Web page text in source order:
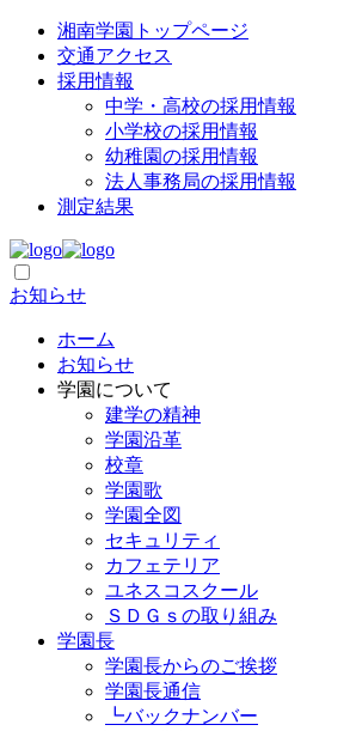
湘南学園トップページ
交通アクセス
採用情報
中学・高校の採用情報
小学校の採用情報
幼稚園の採用情報
法人事務局の採用情報
測定結果
お知らせ
ホーム
お知らせ
学園について
建学の精神
学園沿革
校章
学園歌
学園全図
セキュリティ
カフェテリア
ユネスコスクール
ＳＤＧｓの取り組み
学園長
学園長からのご挨拶
学園長通信
┗バックナンバー